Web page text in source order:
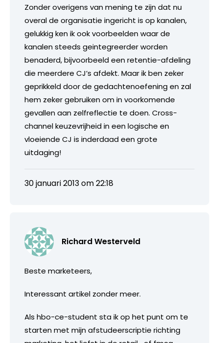
Zonder overigens van mening te zijn dat nu
overal de organisatie ingericht is op kanalen,
gelukkig ken ik ook voorbeelden waar de
kanalen steeds geintegreerder worden
benaderd, bijvoorbeeld een retentie-afdeling
die meerdere CJ’s afdekt. Maar ik ben zeker
geprikkeld door de gedachtenoefening en zal
hem zeker gebruiken om in voorkomende
gevallen aan zelfreflectie te doen. Cross-
channel keuzevrijheid in een logische en
vloeiende CJ is inderdaad een grote
uitdaging!
30 januari 2013 om 22:18
Richard Westerveld
Beste marketeers,
Interessant artikel zonder meer.
Als hbo-ce-student sta ik op het punt om te
starten met mijn afstudeerscriptie richting